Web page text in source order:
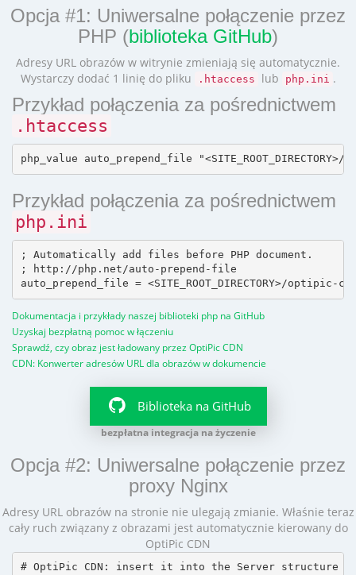
Opcja #1: Uniwersalne połączenie przez
PHP (biblioteka GitHub)
Adresy URL obrazów w witrynie zmieniają się automatycznie.
Wystarczy dodać 1 linię do pliku
.htaccess lub php.ini .
Przykład połączenia za pośrednictwem
.htaccess
Przykład połączenia za pośrednictwem
php.ini
; Automatically add files before PHP document.
; http://php.net/auto-prepend-file
Dokumentacja i przykłady naszej biblioteki php na GitHub
Uzyskaj bezpłatną pomoc w łączeniu
Sprawdź, czy obraz jest ładowany przez OptiPic CDN
CDN: Konwerter adresów URL dla obrazów w dokumencie
Biblioteka na GitHub
bezpłatna integracja na życzenie
Opcja #2: Uniwersalne połączenie przez
proxy Nginx
Adresy URL obrazów na stronie nie ulegają zmianie. Właśnie teraz
cały ruch związany z obrazami jest automatycznie kierowany do
OptiPic CDN
# OptiPic CDN: insert it into the Server structure